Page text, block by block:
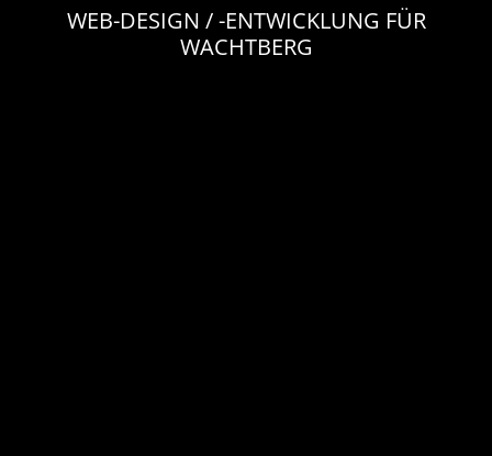
WEB-DESIGN / -ENTWICKLUNG FÜR
WACHTBERG